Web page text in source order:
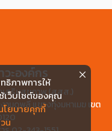
ะองค์กร
สริมสุขภาพ (สสส.)
มดูพลี แขวงทุ่งมหาเมฆ เขต
ธิภาพการให้
เว็บไซต์ของคุณ
โยบายคุกกี้
น